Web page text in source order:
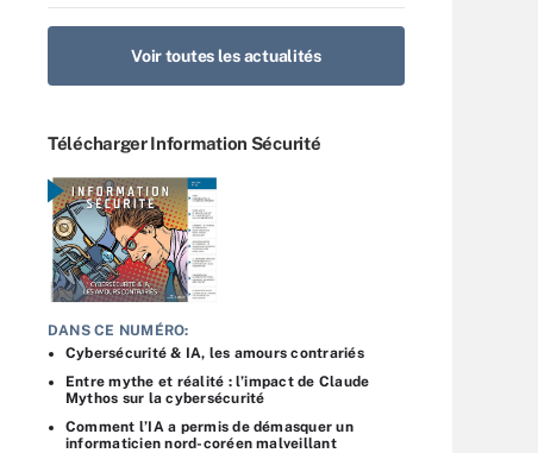
Voir toutes les actualités
Télécharger Information Sécurité
DANS CE NUMÉRO:
Cybersécurité & IA, les amours contrariés
Entre mythe et réalité : l’impact de Claude
Mythos sur la cybersécurité
Comment l’IA a permis de démasquer un
informaticien nord-coréen malveillant